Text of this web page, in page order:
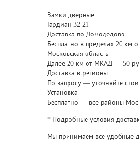
Замки дверные
Гардиан 32 21
Доставка по Домодедово
Бесплатно в пределах 20 км
Московская область
Далее 20 км от МКАД — 50
Доставка в регионы
По запросу — уточняйте
Установка
Бесплатно — все районы
* Подробные условия
Мы принимаем все удобные